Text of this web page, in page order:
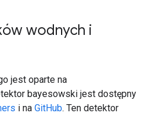
wodnych i
jest oparte na
bayesowski jest dostępny
i na GitHub. Ten detektor